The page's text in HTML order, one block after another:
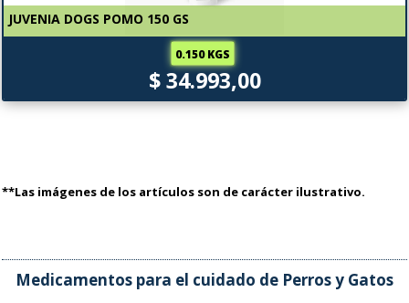
JUVENIA DOGS POMO 150 GS
0.150 KGS
$ 34.993,00
**Las imágenes de los artículos son de carácter ilustrativo.
Medicamentos para el cuidado de Perros y Gatos